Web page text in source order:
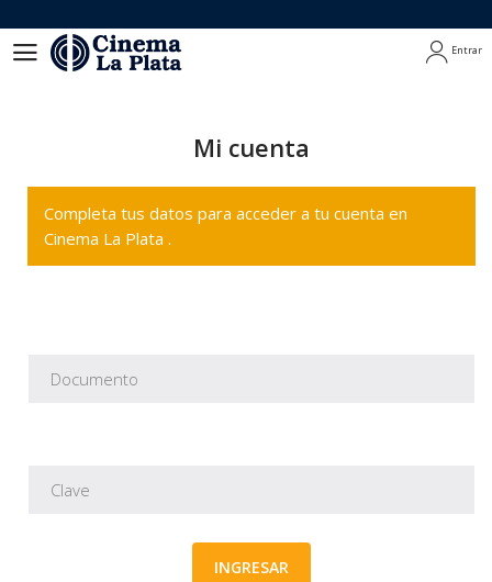
Entrar
Mi cuenta
Completa tus datos para acceder a tu cuenta en
Cinema La Plata .
INGRESAR